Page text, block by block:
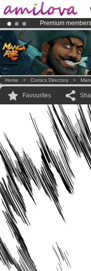
Premium
Amilova
Already 100000
Home > Comics Directory >
Favourites